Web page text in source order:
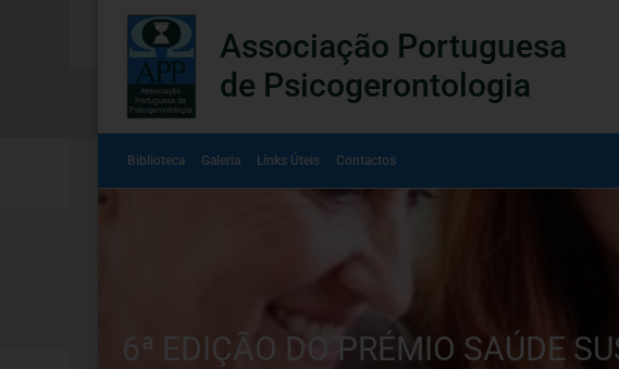
Associação Portuguesa
de Psicogerontologia
Biblioteca Galeria Links Úteis Contactos
6ª EDIÇÃO DO PRÉMIO SAÚDE